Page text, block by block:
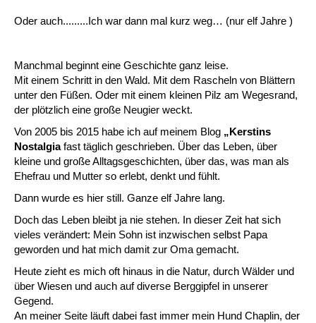
Oder auch.........Ich war dann mal kurz weg… (nur elf Jahre )
Manchmal beginnt eine Geschichte ganz leise.
Mit einem Schritt in den Wald. Mit dem Rascheln von Blättern
unter den Füßen. Oder mit einem kleinen Pilz am Wegesrand,
der plötzlich eine große Neugier weckt.
Von 2005 bis 2015 habe ich auf meinem Blog „Kerstins
Nostalgiafast täglich geschrieben. Über das Leben, über
kleine und große Alltagsgeschichten, über das, was man als
Ehefrau und Mutter so erlebt, denkt und fühlt.
Dann wurde es hier still. Ganze elf Jahre lang.
Doch das Leben bleibt ja nie stehen. In dieser Zeit hat sich
vieles verändert: Mein Sohn ist inzwischen selbst Papa
geworden und hat mich damit zur Oma gemacht.
Heute zieht es mich oft hinaus in die Natur, durch Wälder und
über Wiesen und auch auf diverse Berggipfel in unserer
Gegend.
An meiner Seite läuft dabei fast immer mein Hund Chaplin, der